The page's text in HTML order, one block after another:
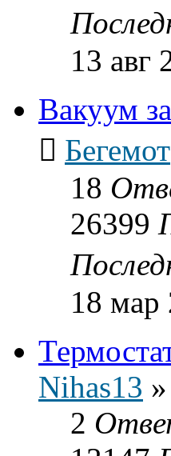
13 авг
Вакуум
Бегемот
18
26399
18 мар
Nihas13 »
2